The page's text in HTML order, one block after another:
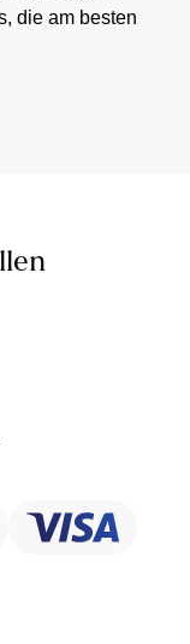
die am besten
Label für